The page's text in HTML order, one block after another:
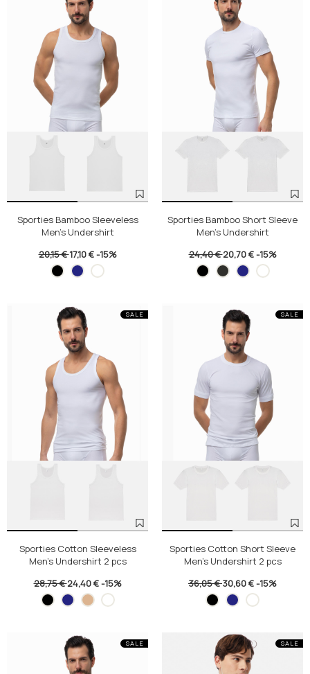
Sporties Bamboo Sleeveless
Men's Undershirt
20,15 €17,10 €-15%
Sporties Bamboo Short Sleeve
Men's Undershirt
24,40 €20,70 €-15%
SALE
Sporties Cotton Sleeveless
Men's Undershirt 2 pcs
28,75 €24,40 €-15%
SALE
Sporties Cotton Short Sleeve
Men's Undershirt 2 pcs
36,05 €30,60 €-15%
SALE SALE